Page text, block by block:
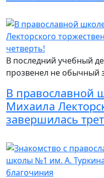
В последний учебный
прозвенел не обычный
В православной
Михаила
завершилась